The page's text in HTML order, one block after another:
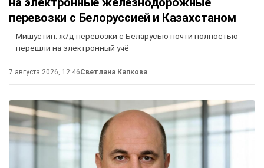
перевозки с Белоруссией и Казахстаном
Мишустин: ж/д перевозки с Беларусью почти полностью
перешли на электронный учё
7 августа 2026, 12:46Светлана Капкова